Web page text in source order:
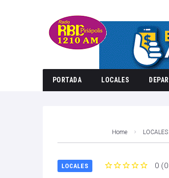
PORTADA LOCALES
Home LOCALES
LOCALES 0 (